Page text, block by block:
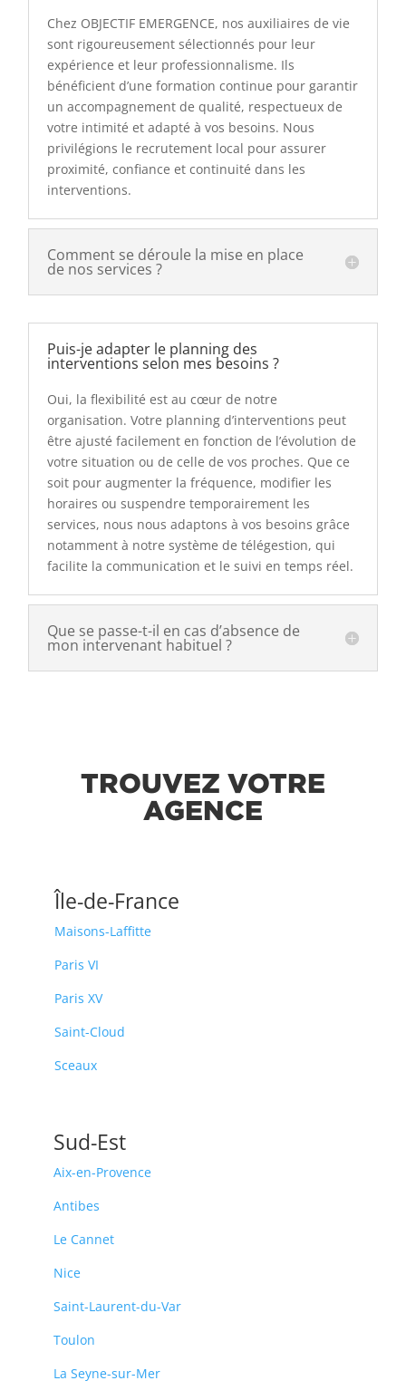
Chez OBJECTIF EMERGENCE, nos auxiliaires de vie
sont rigoureusement sélectionnés pour leur
expérience et leur professionnalisme. Ils
bénéficient d’une formation continue pour garantir
un accompagnement de qualité, respectueux de
votre intimité et adapté à vos besoins. Nous
privilégions le recrutement local pour assurer
proximité, confiance et continuité dans les
interventions.
Comment se déroule la mise en place
de nos services ?
Puis-je adapter le planning des
interventions selon mes besoins ?
Oui, la flexibilité est au cœur de notre
organisation. Votre planning d’interventions peut
être ajusté facilement en fonction de l’évolution de
votre situation ou de celle de vos proches. Que ce
soit pour augmenter la fréquence, modifier les
horaires ou suspendre temporairement les
services, nous nous adaptons à vos besoins grâce
notamment à notre système de télégestion, qui
facilite la communication et le suivi en temps réel.
Que se passe-t-il en cas d’absence de
mon intervenant habituel ?
TROUVEZ VOTRE
AGENCE
Île-de-France
Maisons-Laffitte
Paris VI
Paris XV
Saint-Cloud
Sceaux
Sud-Est
Aix-en-Provence
Antibes
Le Cannet
Nice
Saint-Laurent-du-Var
Toulon
La Seyne-sur-Mer